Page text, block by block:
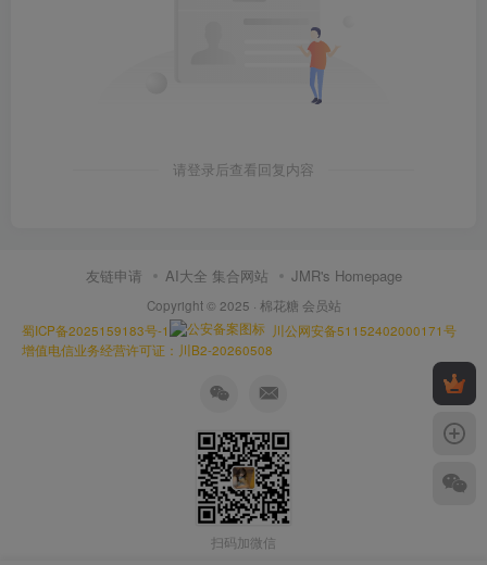
请登录后查看回复内容
友链申请 AI大全 集合网站 JMR's Homepage
Copyright © 2025 · 棉花糖 会员站
蜀ICP备2025159183号-1
川公网安备51152402000171号
增值电信业务经营许可证：川B2-20260508
扫码加微信